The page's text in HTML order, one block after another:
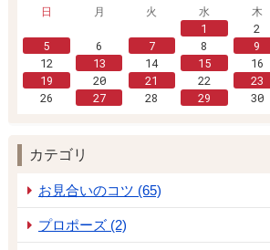
日
月 火 水 木
1
2
5
6 7 8 9
12
13 14 15 16
19
20 21 22 23
26
27 28 29 30
カテゴリ
お見合いのコツ (65)
プロポーズ (2)